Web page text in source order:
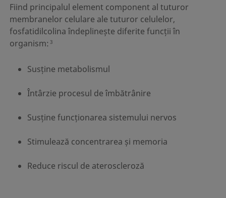
Fiind principalul element component al tuturor
membranelor celulare ale tuturor celulelor,
fosfatidilcolina îndeplinește diferite funcții în
organism: 3
Susține metabolismul
Întârzie procesul de îmbătrânire
Susține funcționarea sistemului nervos
Stimulează concentrarea și memoria
Reduce riscul de ateroscleroză